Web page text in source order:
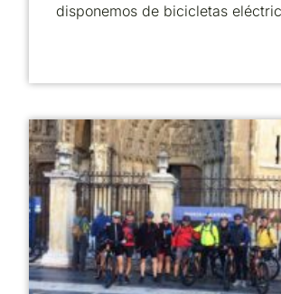
disponemos de bicicletas